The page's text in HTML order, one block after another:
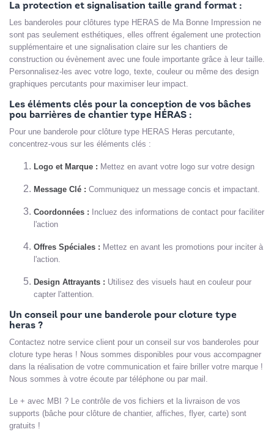
La protection et signalisation taille grand format :
Les banderoles pour clôtures type HERAS de Ma Bonne Impression ne
sont pas seulement esthétiques, elles offrent également une protection
supplémentaire et une signalisation claire sur les chantiers de
construction ou évènement avec une foule importante grâce à leur taille.
Personnalisez-les avec votre logo, texte, couleur ou même des design
graphiques percutants pour maximiser leur impact.
Les éléments clés pour la conception de vos bâches
pou barrières de chantier type HÉRAS :
Pour une banderole pour clôture type HERAS Heras percutante,
concentrez-vous sur les éléments clés :
Logo et Marque : Mettez en avant votre logo sur votre design
Message Clé : Communiquez un message concis et impactant.
Coordonnées : Incluez des informations de contact pour faciliter
l'action
Offres Spéciales : Mettez en avant les promotions pour inciter à
l'action.
Design Attrayants : Utilisez des visuels haut en couleur pour
capter l'attention.
Un conseil pour une banderole pour cloture type
heras ?
Contactez notre service client pour un conseil sur vos banderoles pour
cloture type heras ! Nous sommes disponibles pour vous accompagner
dans la réalisation de votre communication et faire briller votre marque !
Nous sommes à votre écoute par téléphone ou par mail.
Le + avec MBI ? Le contrôle de vos fichiers et la livraison de vos
supports (bâche pour clôture de chantier, affiches, flyer, carte) sont
gratuits !